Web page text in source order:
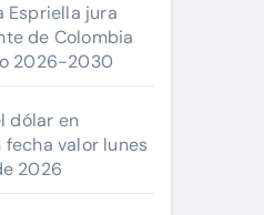
Espriella jura
de Colombia
2026-2030
dólar en
fecha valor lunes
2026